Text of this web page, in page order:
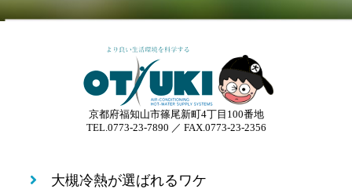
京都府福知山市篠尾新町4丁目100番地
TEL.0773-23-7890 ／ FAX.0773-23-2356
大槻冷熱が選ばれるワケ